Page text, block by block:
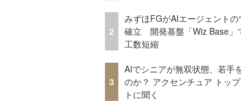
2
みずほFGがAIエージェントの
確立 開発基盤「Wiz Base」
工数短縮
3
AIでシニアが無双状態、若手
のか？ アクセンチュア トッ
トに聞く